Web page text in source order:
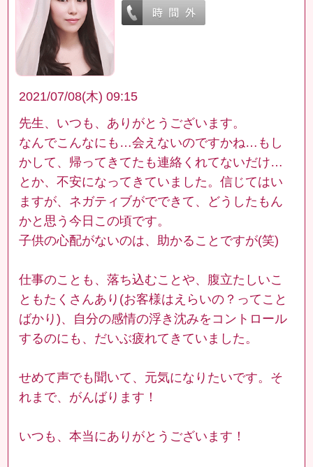
2021/07/08(木) 09:15
先生、いつも、ありがとうございます。
なんでこんなにも…会えないのですかね…もし
かして、帰ってきてたも連絡くれてないだけ…
とか、不安になってきていました。信じてはい
ますが、ネガティブがでできて、どうしたもん
かと思う今日この頃です。
子供の心配がないのは、助かることですが(笑)
仕事のことも、落ち込むことや、腹立たしいこ
ともたくさんあり(お客様はえらいの？ってこと
ばかり)、自分の感情の浮き沈みをコントロール
するのにも、だいぶ疲れてきていました。
せめて声でも聞いて、元気になりたいです。そ
れまで、がんばります！
いつも、本当にありがとうございます！